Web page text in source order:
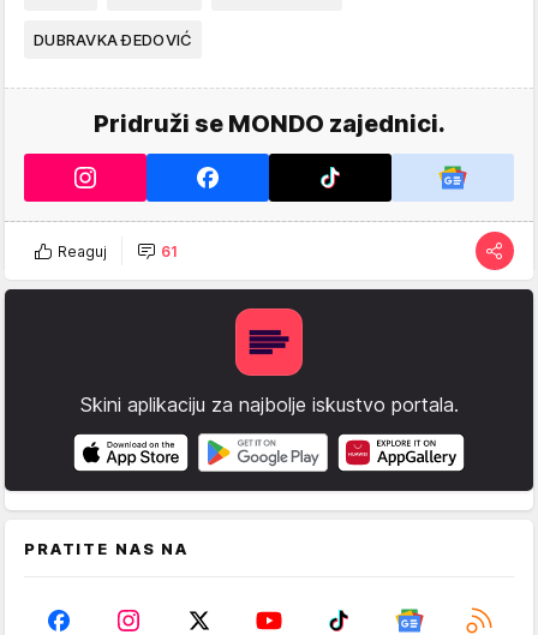
DUBRAVKA ĐEDOVIĆ
Pridruži se MONDO zajednici.
Reaguj 61
Skini aplikaciju za najbolje iskustvo portala.
PRATITE NAS NA